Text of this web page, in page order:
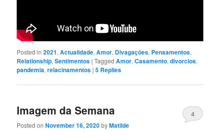
Posted in 2021,Actualidade,Amor, Divagaçōes, Pensamentos,
Relationship,Sentimentos |Tagged Amor,Casamento,divorcios,
pandemia,relacinamentos |5 Replies
Imagem da Semana
Posted onNovember 16, 2020byMatilde
4